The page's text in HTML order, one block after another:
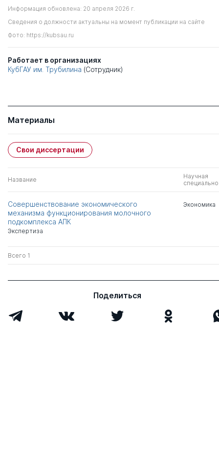
Информация обновлена: 20 апреля 2026 г.
Сведения о должности актуальны на момент публикации на сайте
Фото: https://kubsau.ru
Работает в организациях
КубГАУ им. Трубилина (Сотрудник)
Материалы
Свои диссертации
Название
Научная
Совершенствование экономического
механизма функционирования молочного
подкомплекса АПК
Экспертиза
Экономика
Всего 1
Поделиться